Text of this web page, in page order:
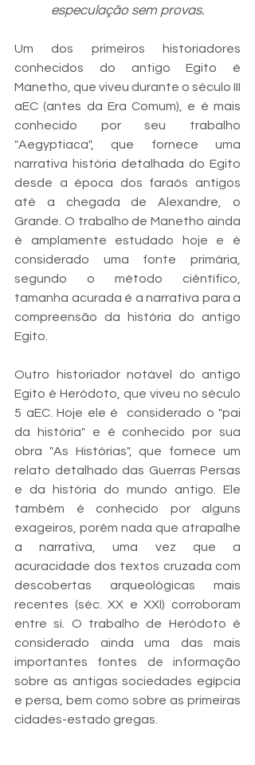
especulação sem provas.
Um dos primeiros historiadores
conhecidos do antigo Egito é
Manetho, que viveu durante o século III
aEC (antes da Era Comum), e é mais
conhecido por seu trabalho
"Aegyptiaca", que fornece uma
narrativa história detalhada do Egito
desde a época dos faraós antigos
até a chegada de Alexandre, o
Grande. O trabalho de Manetho ainda
é amplamente estudado hoje e é
considerado uma fonte primária,
segundo o método ciêntífico,
tamanha acurada é a narrativa para a
compreensão da história do antigo
Egito.
Outro historiador notável do antigo
Egito é Heródoto, que viveu no século
5 aEC. Hoje ele é  considerado o "pai
da história" e é conhecido por sua
obra "As Histórias", que fornece um
relato detalhado das Guerras Persas
e da história do mundo antigo. Ele
também é conhecido por alguns
exageiros, porém nada que atrapalhe
a narrativa, uma vez que a
acuracidade dos textos cruzada com
descobertas arqueológicas mais
recentes (séc. XX e XXI) corroboram
entre sí. O trabalho de Heródoto é
considerado ainda uma das mais
importantes fontes de informação
sobre as antigas sociedades egípcia
e persa, bem como sobre as primeiras
cidades-estado gregas.